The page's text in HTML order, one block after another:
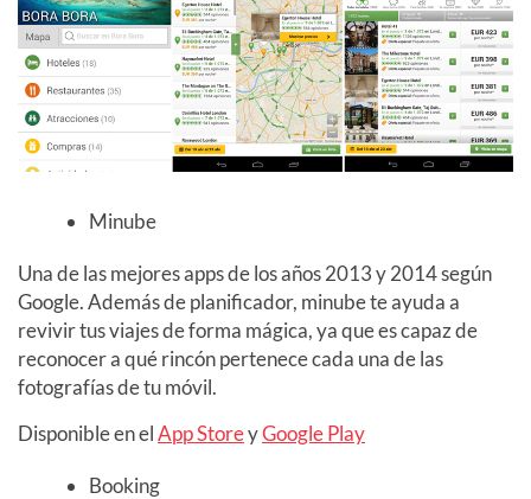
Minube
Una de las mejores apps de los años 2013 y 2014 según
Google. Además de planificador, minube te ayuda a
revivir tus viajes de forma mágica, ya que es capaz de
reconocer a qué rincón pertenece cada una de las
fotografías de tu móvil.
Disponible en elApp StoreyGoogle Play
Booking